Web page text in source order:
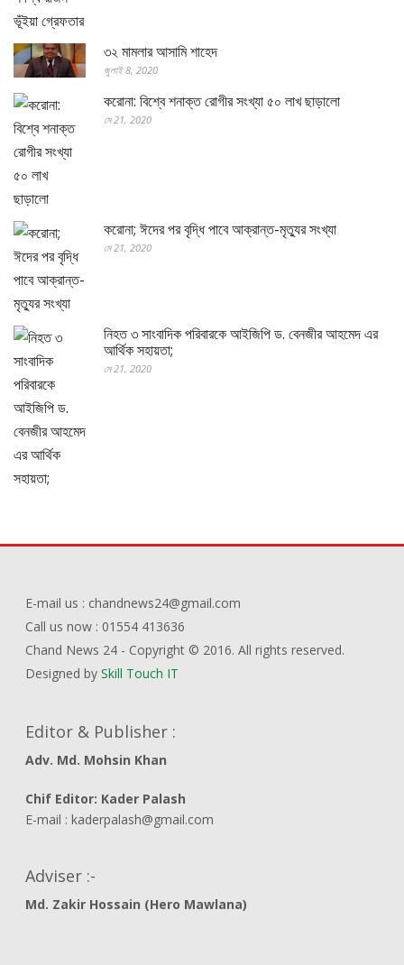
৩২ মামলার আসামি শাহেদ
জুলাই 8, 2020
করোনা: বিশ্বে শনাক্ত রোগীর সংখ্যা ৫০ লাখ ছাড়ালো
মে 21, 2020
করোনা; ঈদের পর বৃদ্ধি পাবে আক্রান্ত-মৃত্যুর সংখ্যা
মে 21, 2020
নিহত ৩ সাংবাদিক পরিবারকে আইজিপি ড. বেনজীর আহমেদ এর
আর্থিক সহায়তা;
মে 21, 2020
E-mail us : chandnews24@gmail.com
Call us now : 01554 413636
Chand News 24 - Copyright © 2016. All rights reserved.
Designed bySkill Touch IT
Editor & Publisher :
Adv. Md. Mohsin Khan
Chif Editor: Kader Palash
E-mail : kaderpalash@gmail.com
Adviser :-
Md. Zakir Hossain (Hero Mawlana)